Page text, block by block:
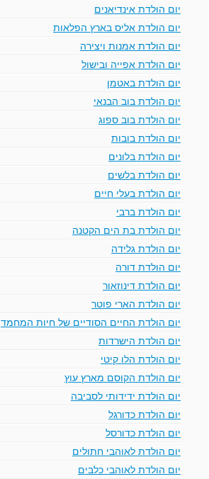
יום הולדת אינדיאנים
יום הולדת אליס בארץ הפלאות
יום הולדת אמנות ויצירה
יום הולדת אפייה ובישול
יום הולדת באטמן
יום הולדת בוב הבנאי
יום הולדת בוב ספוג
יום הולדת בובות
יום הולדת בלונים
יום הולדת בלשים
יום הולדת בעלי חיים
יום הולדת ברבי
יום הולדת בת הים הקטנה
יום הולדת גלידה
יום הולדת דורה
יום הולדת דינוזאור
יום הולדת הארי פוטר
יום הולדת החיים הסודיים של חיות המחמד
יום הולדת הישרדות
יום הולדת הלו קיטי
יום הולדת הקוסם מארץ עוץ
יום הולדת ידידותי לסביבה
יום הולדת כדורגל
יום הולדת כדורסל
יום הולדת לאוהבי חתולים
יום הולדת לאוהבי כלבים